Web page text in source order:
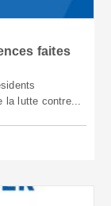
faites
la lutte contre...